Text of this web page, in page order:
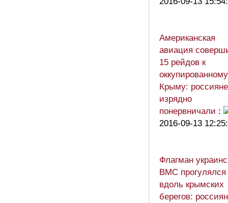
Американская
авиация
15 рейдов к
оккупированному
Крыму: россияне
изрядно
понервничали :
2016-09-13
Флагман
ВМС прогулялся
вдоль крымских
берегов: